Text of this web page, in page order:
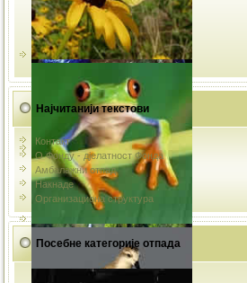
Најчитанији текстови
Контакт
О Фонду - дјелатност Фонда
Амбалажни отпад
Накнаде
Организациона структура
Посебне категорије отпада